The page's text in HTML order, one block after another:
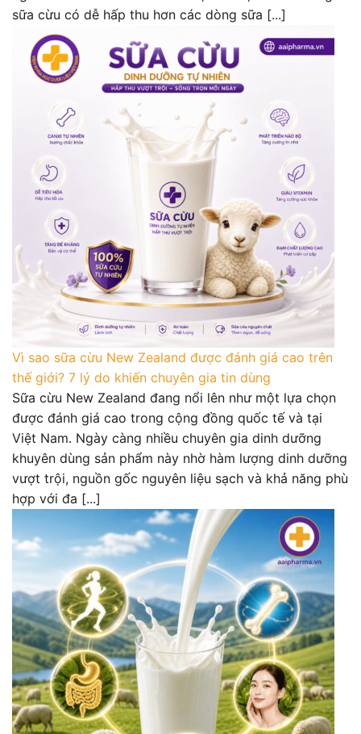
sữa cừu có dễ hấp thu hơn các dòng sữa [...]
Vì sao sữa cừu New Zealand được đánh giá cao trên
thế giới? 7 lý do khiến chuyên gia tin dùng
Sữa cừu New Zealand đang nổi lên như một lựa chọn
được đánh giá cao trong cộng đồng quốc tế và tại
Việt Nam. Ngày càng nhiều chuyên gia dinh dưỡng
khuyên dùng sản phẩm này nhờ hàm lượng dinh dưỡng
vượt trội, nguồn gốc nguyên liệu sạch và khả năng phù
hợp với đa [...]